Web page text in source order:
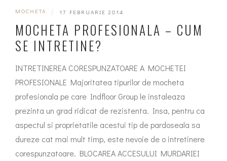
MOCHETA | 17 FEBRUARIE 2014
MOCHETA PROFESIONALA – CUM
SE INTRETINE?
INTRETINEREA CORESPUNZATOARE A MOCHETEI
PROFESIONALE Majoritatea tipurilor de mocheta
profesionala pe care Indfloor Group le instaleaza
prezinta un grad ridicat de rezistenta. Insa, pentru ca
aspectul si proprietatile acestui tip de pardoseala sa
dureze cat mai mult timp, este nevoie de o intretinere
corespunzatoare. BLOCAREA ACCESULUI MURDARIEI